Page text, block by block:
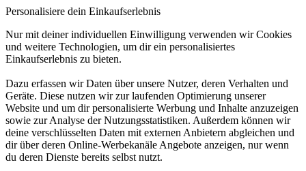
Personalisiere dein Einkaufserlebnis
Nur mit deiner individuellen Einwilligung verwenden wir Cookies
und weitere Technologien, um dir ein personalisiertes
Einkaufserlebnis zu bieten.
Dazu erfassen wir Daten über unsere Nutzer, deren Verhalten und
Geräte. Diese nutzen wir zur laufenden Optimierung unserer
Website und um dir personalisierte Werbung und Inhalte anzuzeigen
sowie zur Analyse der Nutzungsstatistiken. Außerdem können wir
deine verschlüsselten Daten mit externen Anbietern abgleichen und
dir über deren Online-Werbekanäle Angebote anzeigen, nur wenn
du deren Dienste bereits selbst nutzt.